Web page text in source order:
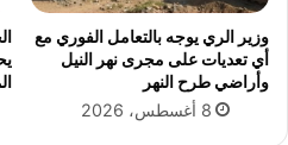
وزير الري يوجه بالتعامل الفوري مع
أي تعديات على مجرى نهر النيل
وأراضي طرح النهر
8 أغسطس، 2026